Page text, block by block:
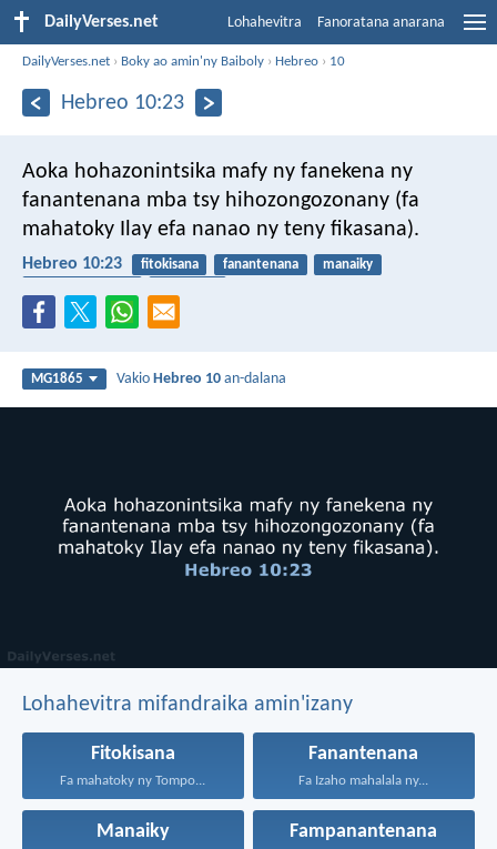
DailyVerses.net Lohahevitra Fanoratana anarana
DailyVerses.net › Boky ao amin'ny Baiboly › Hebreo › 10
Hebreo 10:23
Aoka hohazonintsika mafy ny fanekena ny
fanantenana mba tsy hihozongozonany (fa
mahatoky Ilay efa nanao ny teny fikasana).
Hebreo 10:23 fitokisana fanantenana
manaiky
MG1865 VakioHebreo 10 an-dalana
Lohahevitra mifandraika amin'izany
Fitokisana
Fa mahatoky ny Tompo...
Fanantenana
Fa Izaho mahalala ny...
Manaiky Fampanantenana